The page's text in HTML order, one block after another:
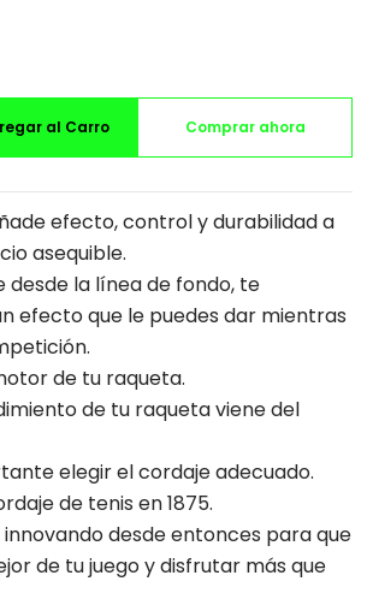
al Carro Comprar ahora
efecto, control y durabilidad a
asequible.
desde la línea de fondo, te
efecto que le puedes dar mientras
de tu raqueta.
de tu raqueta viene del
elegir el cordaje adecuado.
de tenis en 1875.
innovando desde entonces para que
de tu juego y disfrutar más que